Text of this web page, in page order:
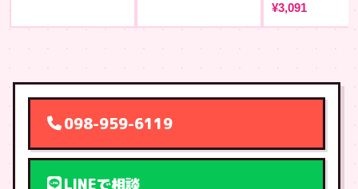
¥3,091
098-959-6119
LINEで相談